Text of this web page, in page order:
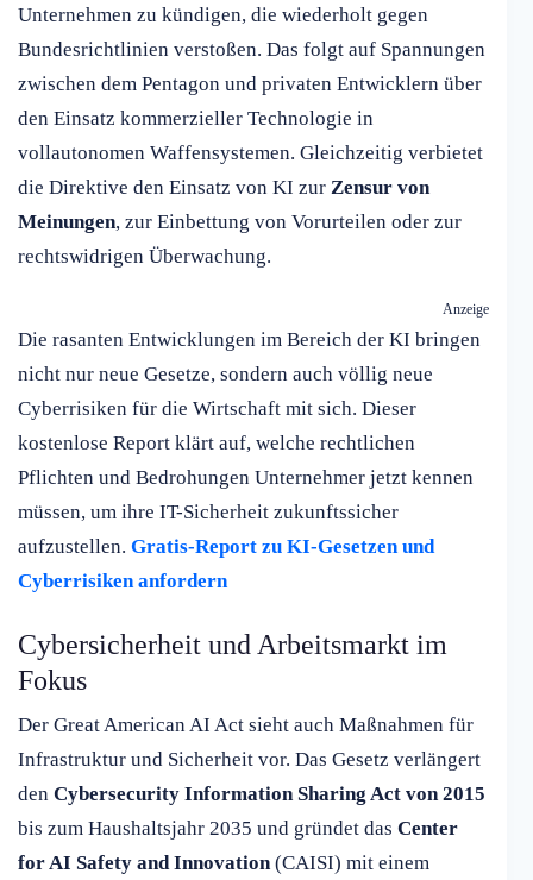
Unternehmen zu kündigen, die wiederholt gegen
Bundesrichtlinien verstoßen. Das folgt auf Spannungen
zwischen dem Pentagon und privaten Entwicklern über
den Einsatz kommerzieller Technologie in
vollautonomen Waffensystemen. Gleichzeitig verbietet
die Direktive den Einsatz von KI zur Zensur von
Meinungen, zur Einbettung von Vorurteilen oder zur
rechtswidrigen Überwachung.
Anzeige
Die rasanten Entwicklungen im Bereich der KI bringen
nicht nur neue Gesetze, sondern auch völlig neue
Cyberrisiken für die Wirtschaft mit sich. Dieser
kostenlose Report klärt auf, welche rechtlichen
Pflichten und Bedrohungen Unternehmer jetzt kennen
müssen, um ihre IT-Sicherheit zukunftssicher
aufzustellen. Gratis-Report zu KI-Gesetzen und
Cyberrisiken anfordern
Cybersicherheit und Arbeitsmarkt im
Fokus
Der Great American AI Act sieht auch Maßnahmen für
Infrastruktur und Sicherheit vor. Das Gesetz verlängert
den Cybersecurity Information Sharing Act von 2015
bis zum Haushaltsjahr 2035 und gründet das Center
for AI Safety and Innovation(CAISI) mit einem